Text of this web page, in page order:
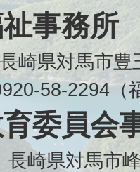
事務所
崎県対馬市
58-2294（
委員会
崎県対馬市